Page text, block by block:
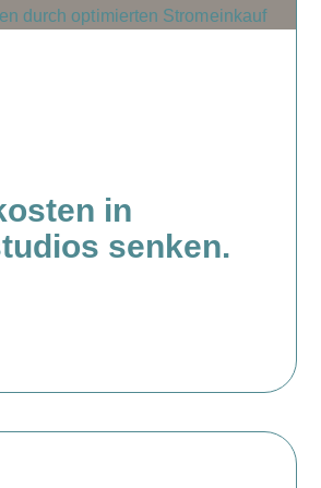
in
senken.